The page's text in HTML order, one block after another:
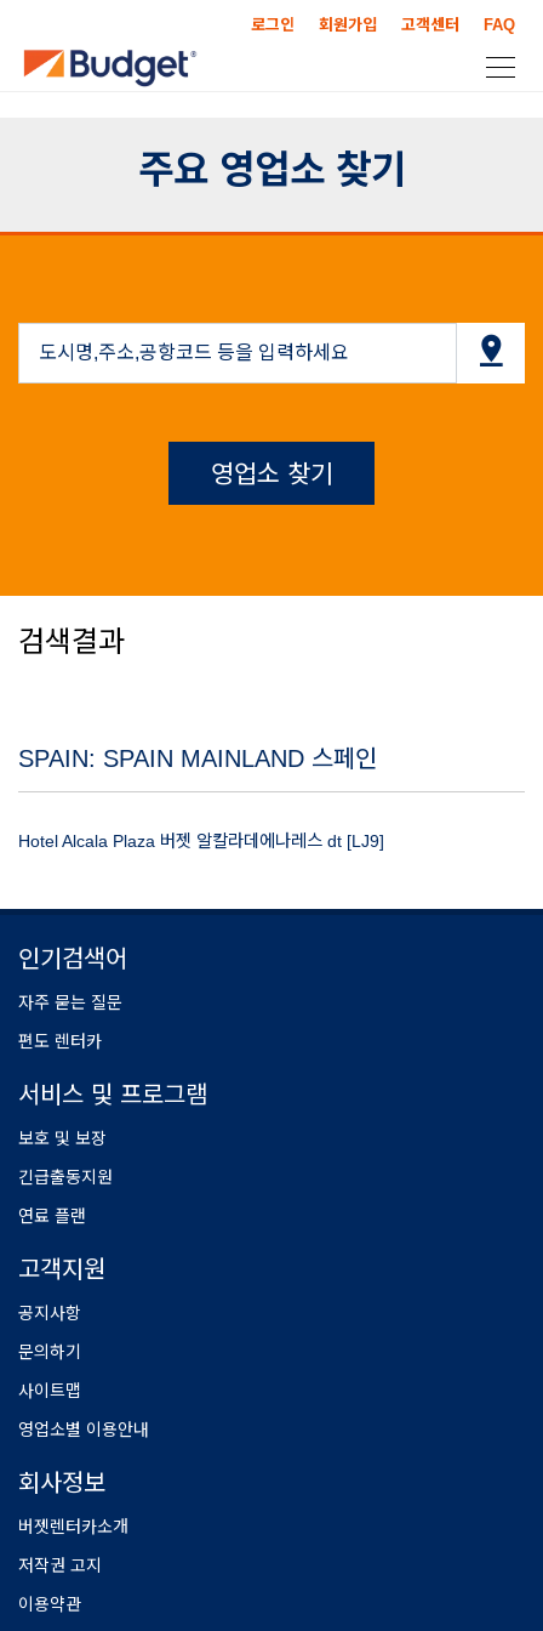
로그인 회원가입 고객센터 FAQ
주요 영업소 찾기
영업소 찾기
검색결과
SPAIN: SPAIN MAINLAND 스페인
Hotel Alcala Plaza 버젯 알칼라데에나레스 dt [LJ9]
인기검색어
자주 묻는 질문
편도 렌터카
서비스 및 프로그램
보호 및 보장
긴급출동지원
연료 플랜
고객지원
공지사항
문의하기
사이트맵
영업소별 이용안내
회사정보
버젯렌터카소개
저작권 고지
이용약관